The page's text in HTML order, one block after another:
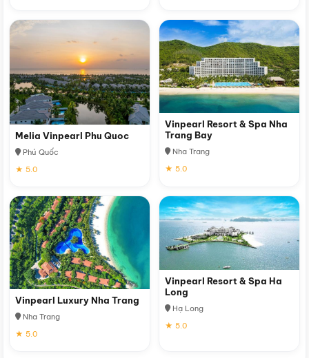
Melia Vinpearl Phu Quoc
Phú Quốc
★ 5.0
Vinpearl Resort & Spa Nha
Trang Bay
Nha Trang
★ 5.0
Vinpearl Luxury Nha Trang
Nha Trang
★ 5.0
Vinpearl Resort & Spa Ha
Long
Hạ Long
★ 5.0